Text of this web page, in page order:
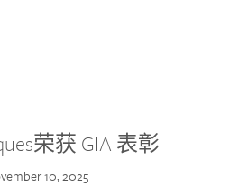
荣获 GIA 表彰
10, 2025